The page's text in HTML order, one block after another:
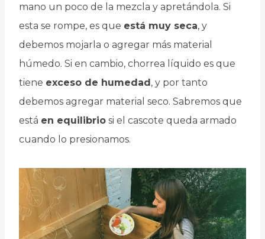
mano un poco de la mezcla y apretándola. Si
esta se rompe, es que está muy seca, y
debemos mojarla o agregar más material
húmedo. Si en cambio, chorrea líquido es que
tiene exceso de humedad, y por tanto
debemos agregar material seco. Sabremos que
está en equilibrio si el cascote queda armado
cuando lo presionamos.